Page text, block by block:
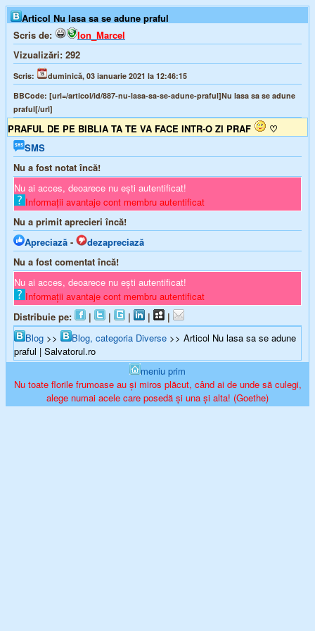
Articol Nu lasa sa se adune praful
Scris de:
Ion_Marcel
Vizualizări: 292
Scris:
duminică, 03 ianuarie 2021 la 12:46:15
BBCode: [url=/articol/id/887-nu-lasa-sa-se-adune-praful]Nu lasa sa se adune
praful[/url]
PRAFUL DE PE BIBLIA TA TE VA FACE INTR-O ZI PRAF
♡
SMS
Nu a fost notat încă!
Nu ai acces, deoarece nu ești autentificat!
Informații avantaje cont membru autentificat
Nu a primit aprecieri încă!
Apreciază -
dezapreciază
Nu a fost comentat încă!
Nu ai acces, deoarece nu ești autentificat!
Informații avantaje cont membru autentificat
Distribuie pe:
| | | |
|
Blog >> Blog, categoria Diverse >> Articol Nu lasa sa se adune
praful | Salvatorul.ro
meniu prim
Nu toate florile frumoase au şi miros plăcut, când ai de unde să culegi,
alege numai acele care posedă şi una şi alta! (Goethe)